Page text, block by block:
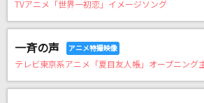
RAIN
今夜はANGEL
椎名恵
TVアニメ「世界一初恋」イメージソング
一斉の声
テレビ東京系アニメ「夏目友人帳」オープニング